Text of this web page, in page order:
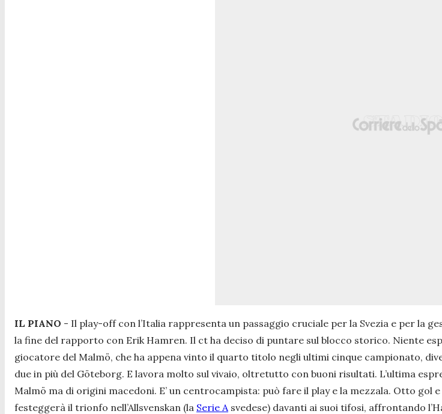
IL PIANO - Il play-off con l’Italia rappresenta un passaggio cruciale per la Svezia e per la
la fine del rapporto con Erik Hamren. Il ct ha deciso di puntare sul blocco storico. Niente
giocatore del Malmö, che ha appena vinto il quarto titolo negli ultimi cinque campionato,
due in più del Göteborg. E lavora molto sul vivaio, oltretutto con buoni risultati. L’ultima
Malmö ma di origini macedoni. E’ un centrocampista: può fare il play e la mezzala. Otto
festeggerà il trionfo nell’Allsvenskan (la Serie A svedese) davanti ai suoi tifosi, affrontando